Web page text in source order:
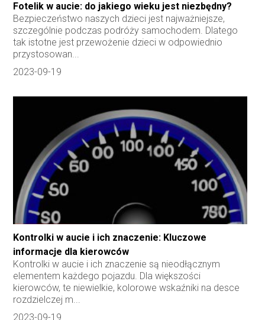
Fotelik w aucie: do jakiego wieku jest niezbędny?
Bezpieczeństwo naszych dzieci jest najważniejsze,
szczególnie podczas podróży samochodem. Dlatego
tak istotne jest przewożenie dzieci w odpowiednio
przystosowan...
2023-09-19
Kontrolki w aucie i ich znaczenie: Kluczowe
informacje dla kierowców
Kontrolki w aucie i ich znaczenie są nieodłącznym
elementem każdego pojazdu. Dla większości
kierowców, te niewielkie, kolorowe wskaźniki na desce
rozdzielczej m...
2023-09-19